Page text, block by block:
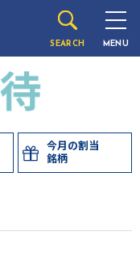
SEARCH MENU
今月の割当
銘柄